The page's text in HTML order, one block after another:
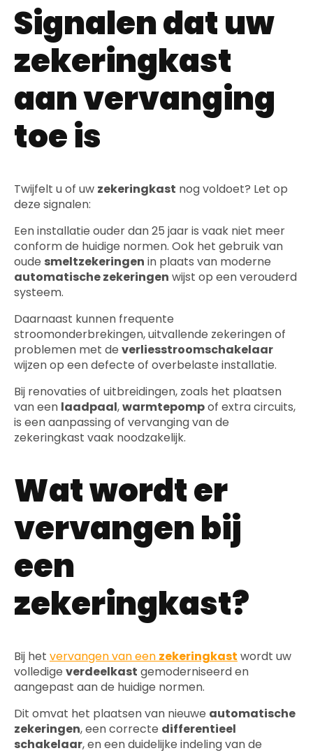
Signalen dat uw
zekeringkast
aan vervanging
toe is
Twijfelt u of uw zekeringkast nog voldoet? Let op
deze signalen:
Een installatie ouder dan 25 jaar is vaak niet meer
conform de huidige normen. Ook het gebruik van
oude smeltzekeringen in plaats van moderne
automatische zekeringen wijst op een verouderd
systeem.
Daarnaast kunnen frequente
stroomonderbrekingen, uitvallende zekeringen of
problemen met de verliesstroomschakelaar
wijzen op een defecte of overbelaste installatie.
Bij renovaties of uitbreidingen, zoals het plaatsen
van een laadpaal,warmtepompof extra circuits,
is een aanpassing of vervanging van de
zekeringkast vaak noodzakelijk.
Wat wordt er
vervangen bij
een
zekeringkast?
Bij het vervangen van een zekeringkast wordt uw
volledige verdeelkast gemoderniseerd en
aangepast aan de huidige normen.
Dit omvat het plaatsen van nieuwe automatische
zekeringen, een correcte differentieel
schakelaar, en een duidelijke indeling van de